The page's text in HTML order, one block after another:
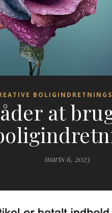
at
marts 6, 2023